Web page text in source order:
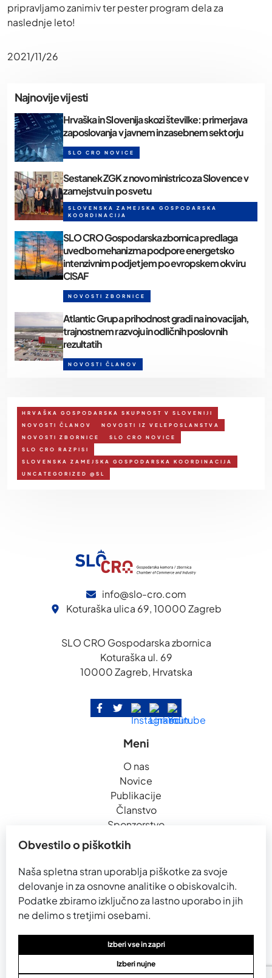
pripravljamo zanimiv ter pester program dela za
naslednje leto!
2021/11/26
Najnovije vijesti
Hrvaška in Slovenija skozi številke: primerjava
zaposlovanja v javnem in zasebnem sektorju
SLO CRO NOVICE
Sestanek ZGK z novo ministrico za Slovence v
zamejstvu in po svetu
SLOVENSKA ZAMEJSKA GOSPODARSKA
KOORDINACIJA
SLO CRO Gospodarska zbornica predlaga
uvedbo mehanizma podpore energetsko
intenzivnim podjetjem po evropskem okviru
CISAF
NOVOSTI ZBORNICE
Atlantic Grupa prihodnost gradi na inovacijah,
trajnostnem razvoju in odličnih poslovnih
rezultatih
NOVOSTI ČLANOV
HRVAŠKA GOSPODARSKA SKUPNOST V SLOVENIJI
NOVOSTI ČLANOV
NOVOSTI IZ VELEPOSLANSTVA
NOVOSTI ZBORNICE
SLO CRO NOVICE
SLO CRO RAZPISI
SLOVENSKA ZAMEJSKA GOSPODARSKA KOORDINACIJA
UNCATEGORIZED @SL
info@slo-cro.com
Koturaška ulica 69, 10000 Zagreb
SLO CRO Gospodarska zbornica
Koturaška ul. 69
10000 Zagreb, Hrvatska
Meni
O nas
Novice
Publikacije
Članstvo
Sponzorstvo
Kontakt
Partnerji
Splošni pogojiPiškotki
Obvestilo o piškotkih
Naša spletna stran uporablja piškotke za svoje
delovanje in za osnovne analitike o obiskovalcih.
Podatke zbiramo izključno za lastno uporabo in jih
ne delimo s tretjimi osebami.
Izberi vse in zapri
Izberi nujne